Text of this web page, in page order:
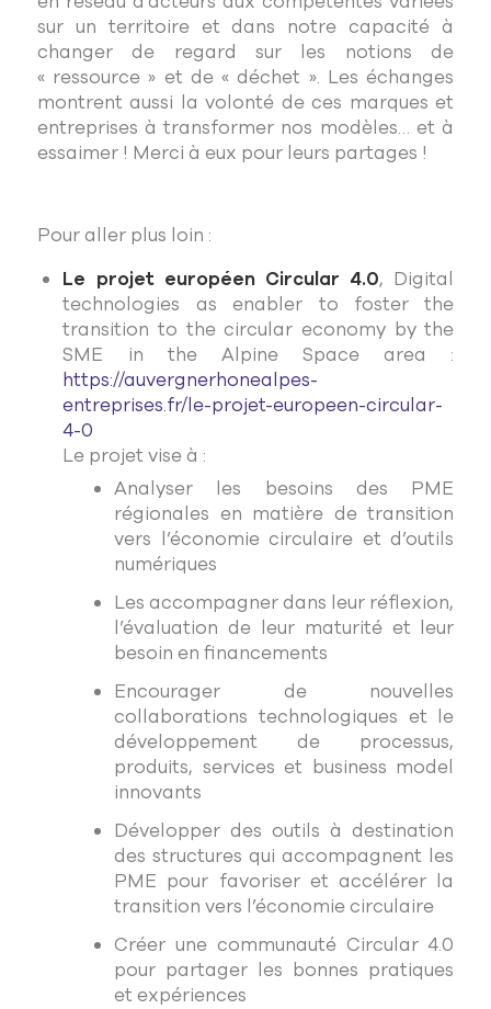
sur un territoire et dans notre capacité à
changer de regard sur les notions de
« ressource » et de « déchet ». Les échanges
montrent aussi la volonté de ces marques et
entreprises à transformer nos modèles… et à
essaimer ! Merci à eux pour leurs partages !
Pour aller plus loin :
Le projet européen Circular 4.0, Digital
technologies as enabler to foster the
transition to the circular economy by the
SME in the Alpine Space area :
https://auvergnerhonealpes-
entreprises.fr/le-projet-europeen-circular-
4-0
Le projet vise à :
Analyser les besoins des PME
régionales en matière de transition
vers l’économie circulaire et d’outils
numériques
Les accompagner dans leur réflexion,
l’évaluation de leur maturité et leur
besoin en financements
Encourager de nouvelles
collaborations technologiques et le
développement de processus,
produits, services et business model
innovants
Développer des outils à destination
des structures qui accompagnent les
PME pour favoriser et accélérer la
transition vers l’économie circulaire
Créer une communauté Circular 4.0
pour partager les bonnes pratiques
et expériences